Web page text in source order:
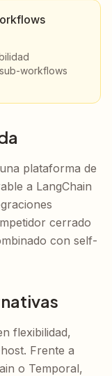
workflows
plataforma de
a LangChain
cerrado
con self-
flexibilidad,
Frente a
o Temporal,